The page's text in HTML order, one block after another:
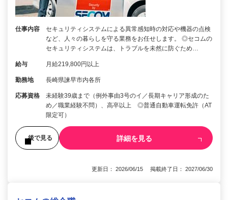
仕事内容
セキュリティシステムによる異常感知時の対応や機器の点検
など、人々の暮らしを守る業務をお任せします。 ◎セコムの
セキュリティシステムは、トラブルを未然に防ぐため…
給与 月給219,800円以上
勤務地 長崎県諫早市内各所
応募資格
未経験39歳まで（例外事由3号のイ／長期キャリア形成のた
め／職業経験不問）、高卒以上 ◎普通自動車運転免許（AT
限定可）
後で見る 詳細を見る
更新日： 2026/06/15 掲載終了日： 2027/06/30